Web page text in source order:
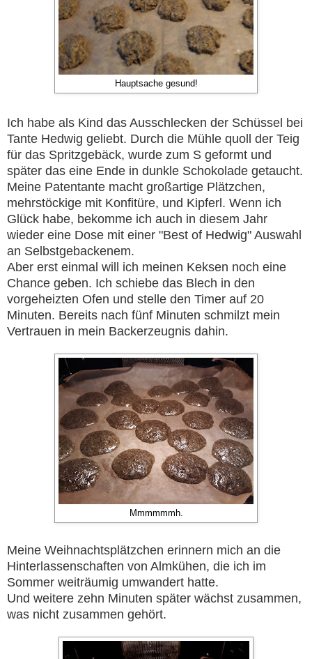
Hauptsache gesund!
Ich habe als Kind das Ausschlecken der Schüssel bei
Tante Hedwig geliebt. Durch die Mühle quoll der Teig
für das Spritzgebäck, wurde zum S geformt und
später das eine Ende in dunkle Schokolade getaucht.
Meine Patentante macht großartige Plätzchen,
mehrstöckige mit Konfitüre, und Kipferl. Wenn ich
Glück habe, bekomme ich auch in diesem Jahr
wieder eine Dose mit einer "Best of Hedwig" Auswahl
an Selbstgebackenem.
Aber erst einmal will ich meinen Keksen noch eine
Chance geben. Ich schiebe das Blech in den
vorgeheizten Ofen und stelle den Timer auf 20
Minuten. Bereits nach fünf Minuten schmilzt mein
Vertrauen in mein Backerzeugnis dahin.
Mmmmmmh.
Meine Weihnachtsplätzchen erinnern mich an die
Hinterlassenschaften von Almkühen, die ich im
Sommer weiträumig umwandert hatte.
Und weitere zehn Minuten später wächst zusammen,
was nicht zusammen gehört.